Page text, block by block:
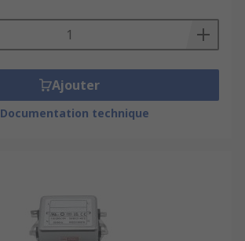
Ajouter
Documentation technique